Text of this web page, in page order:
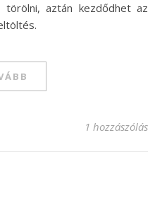
törölni, aztán kezdődhet az
1 hozzászólás